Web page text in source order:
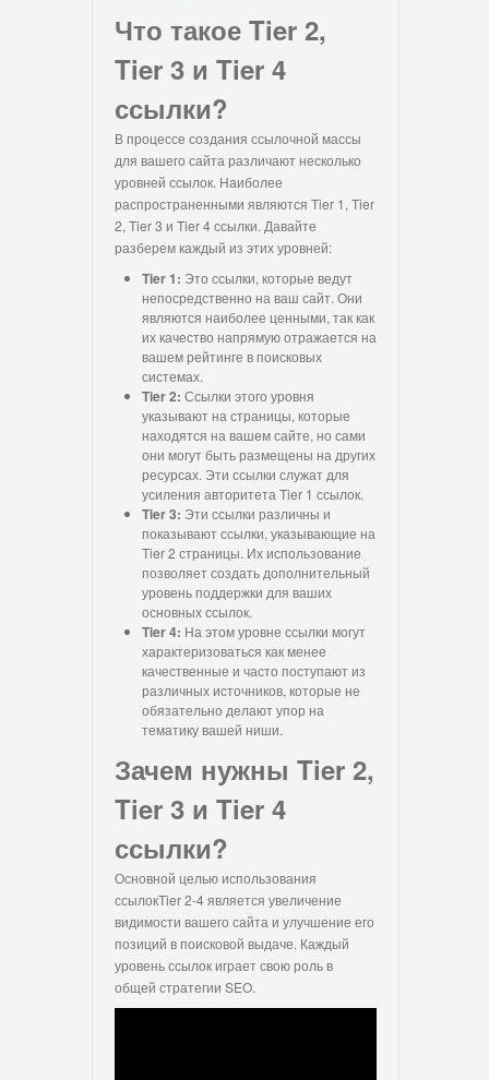
Что такое Tier 2,
Tier 3 и Tier 4
ссылки?
В процессе создания ссылочной массы
для вашего сайта различают несколько
уровней ссылок. Наиболее
распространенными являются Tier 1, Tier
2, Tier 3 и Tier 4 ссылки. Давайте
разберем каждый из этих уровней:
Tier 1: Это ссылки, которые ведут
непосредственно на ваш сайт. Они
являются наиболее ценными, так как
их качество напрямую отражается на
вашем рейтинге в поисковых
системах.
Tier 2: Ссылки этого уровня
указывают на страницы, которые
находятся на вашем сайте, но сами
они могут быть размещены на других
ресурсах. Эти ссылки служат для
усиления авторитета Tier 1 ссылок.
Tier 3: Эти ссылки различны и
показывают ссылки, указывающие на
Tier 2 страницы. Их использование
позволяет создать дополнительный
уровень поддержки для ваших
основных ссылок.
Tier 4: На этом уровне ссылки могут
характеризоваться как менее
качественные и часто поступают из
различных источников, которые не
обязательно делают упор на
тематику вашей ниши.
Зачем нужны Tier 2,
Tier 3 и Tier 4
ссылки?
Основной целью использования
ссылокTier 2-4 является увеличение
видимости вашего сайта и улучшение его
позиций в поисковой выдаче. Каждый
уровень ссылок играет свою роль в
общей стратегии SEO.